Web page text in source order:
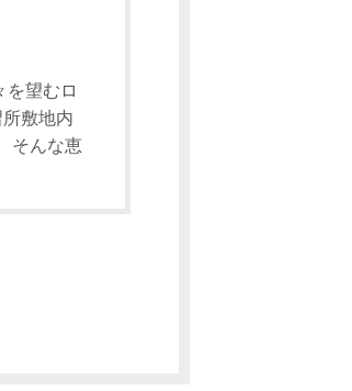
を望むロ
敷地内
そんな恵